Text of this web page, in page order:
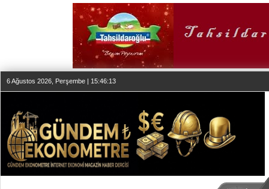
6 Ağustos 2026, Perşembe | 15:46:13